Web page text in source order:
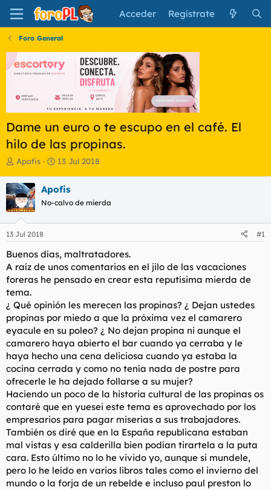
Acceder Regístrate
Foro General
Dame un euro o te escupo en el café. El
hilo de las propinas.
I
i
c
i
a
d
o
d
e
l
t
e
a
Apofis
F
h
a
e
i
c
i
13 Jul 2018
Apofis
No-calvo de mierda
13 Jul 2018 #1
Buenos días, maltratadores.
A raíz de unos comentarios en el jilo de las vacaciones
foreras he pensado en crear esta reputísima mierda de
tema.
¿ Qué opinión les merecen las propinas? ¿ Dejan ustedes
propinas por miedo a que la próxima vez el camarero
eyacule en su poleo? ¿ No dejan propina ni aunque el
camarero haya abierto el bar cuando ya cerraba y le
haya hecho una cena deliciosa cuando ya estaba la
cocina cerrada y como no tenía nada de postre para
ofrecerle le ha dejado follarse a su mujer?
Haciendo un poco de la historia cultural de las propinas os
contaré que en yuesei este tema es aprovechado por los
empresarios para pagar miserias a sus trabajadores.
También os diré que en la España republicana estaban
mal vistas y esa calderilla bien podían tirartela a la puta
cara. Esto último no lo he vivido yo, aunque si mundele,
pero lo he leído en varios libros tales como el invierno del
mundo o la forja de un rebelde e incluso paul preston lo